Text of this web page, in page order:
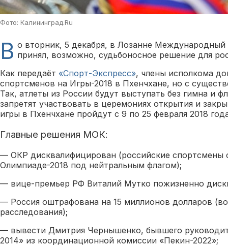
Фото: Калининград.Ru
В о вторник, 5 декабря, в Лозанне
принял, возможно, судьбоносное решение для
Как передаёт «Спорт-Экспресс», члены исполкома
спортсменов на Игры-2018 в Пхенчхане, но с
Так, атлеты из России будут выступать без гимна и
запретят участвовать в церемониях открытия и
игры в Пхенчхане пройдут с 9 по 25 февраля 2018
Главные решения МОК:
— ОКР дисквалифицирован (российские спортсмены
Олимпиаде-2018 под нейтральным флагом);
— вице-премьер РФ Виталий Мутко пожизненно
— Россия оштрафована на 15 миллионов долларов
расследования);
— вывести Дмитрия Чернышенко, бывшего
2014» из координационной комиссии «Пекин-2022»;